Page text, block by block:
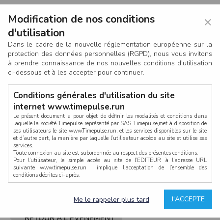
CONNEXION
RETOUR À L'ÉVÈNEMENT
×
Modification de nos conditions
d'utilisation
Dans le cadre de la nouvelle réglementation européenne sur la
protection des données personnelles (RGPD), nous vous invitons
à prendre connaissance de nos nouvelles conditions d'utilisation
ci-dessous et à les accepter pour continuer.
Conditions générales d'utilisation du site
internet www.timepulse.run
Le présent document a pour objet de définir les modalités et conditions dans
laquelle la société Timepulse représenté par SAS Timepulse,met à disposition de
ses utilisateurs le site www.Timepulse.run, et les services disponibles sur le site
et d’autre part, la manière par laquelle l’utilisateur accède au site et utilise ses
services.
Toute connexion au site est subordonnée au respect des présentes conditions.
Pour l’utilisateur, le simple accès au site de l’EDITEUR à l’adresse URL
suivante www.timepulse.run implique l’acceptation de l’ensemble des
conditions décrites ci-après.
La structure générale du site www.timepulse.run, par quelque procédé que ce
soit, sans l'autorisation préalable et par écrit de Fourcherot Mickael et/ou de ses
J'ACCEPTE
Me le rappeler plus tard